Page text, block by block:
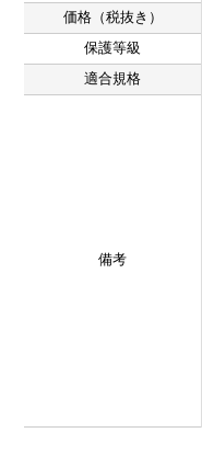
価格（税抜き）
保護等級
適合規格
備考